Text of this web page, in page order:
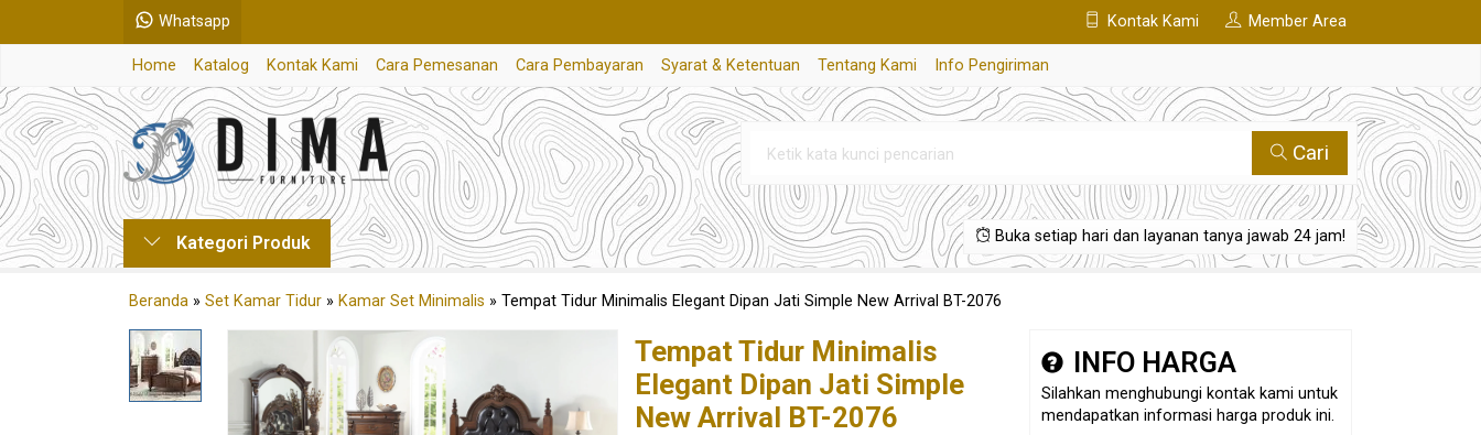
Whatsapp Kontak Kami Member Area
Home Katalog Kontak Kami Cara Pemesanan Cara Pembayaran Syarat & Ketentuan Tentang Kami Info Pengiriman
Cari
Kategori Produk Buka setiap hari dan layanan tanya jawab 24 jam!
Beranda » Set Kamar Tidur » Kamar Set Minimalis » Tempat Tidur Minimalis Elegant Dipan Jati Simple New Arrival BT-2076
Tempat Tidur Minimalis
Elegant Dipan Jati Simple
New Arrival BT-2076
INFO HARGA
Silahkan menghubungi kontak kami untuk
mendapatkan informasi harga produk ini.